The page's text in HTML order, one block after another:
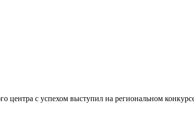
центра с успехом выступил на региональном